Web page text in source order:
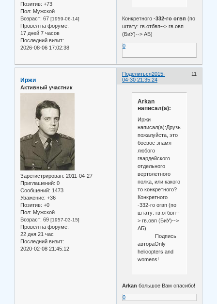
Позитив: +73
Пол: Мужской
Возраст: 67 [1959-06-14]
Провел на форуме:
17 дней 7 часов
Последний визит:
2026-08-06 17:02:38
Конкретного -332-го огвп (по
штату: гв.отбвп--> гв.овп
(БиУ)--> АБ)
0
Поделиться 11
2015-
04-30 21:35:24
Иржи
Активный участник
Зарегистрирован: 2011-04-27
Приглашений: 0
Сообщений: 1473
Уважение: +36
Позитив: +0
Пол: Мужской
Возраст: 69 [1957-03-15]
Провел на форуме:
22 дня 21 час
Последний визит:
2020-02-08 21:45:12
Arkan
написал(а):
Иржи
написал(а):Друзья
пожалуйста, это
боевое знамя
любого
гвардейского
отдельного
вертолетного
полка, или какого
то конкретного?
Конкретного
-332-го огвп (по
штату: гв.отбвп--
> гв.овп (БиУ)-->
АБ)
Подпись
автораOnly
helicopters and
womens!
Arkan большое Вам спасибо!
0